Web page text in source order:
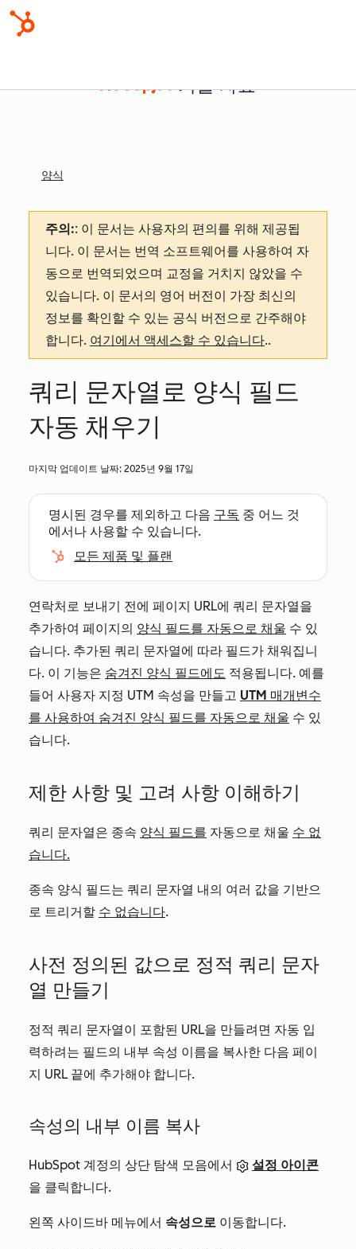
기술 자료
양식
주의:: 이 문서는 사용자의 편의를 위해 제공됩
니다. 이 문서는 번역 소프트웨어를 사용하여 자
동으로 번역되었으며 교정을 거치지 않았을 수
있습니다. 이 문서의 영어 버전이 가장 최신의
정보를 확인할 수 있는 공식 버전으로 간주해야
합니다. 여기에서 액세스할 수 있습니다..
쿼리 문자열로 양식 필드
자동 채우기
마지막 업데이트 날짜: 2025년 9월 17일
명시된 경우를 제외하고 다음 구독 중 어느 것
에서나 사용할 수 있습니다.
모든 제품 및 플랜
연락처로 보내기 전에 페이지 URL에 쿼리 문자열을
추가하여 페이지의 양식 필드를 자동으로 채울 수 있
습니다. 추가된 쿼리 문자열에 따라 필드가 채워집니
다. 이 기능은 숨겨진 양식 필드에도 적용됩니다. 예를
들어 사용자 지정 UTM 속성을 만들고 UTM 매개변수
를 사용하여 숨겨진 양식 필드를 자동으로 채울 수 있
습니다.
제한 사항 및 고려 사항 이해하기
쿼리 문자열은 종속 양식 필드를 자동으로 채울 수 없
습니다.
종속 양식 필드는 쿼리 문자열 내의 여러 값을 기반으
로 트리거할 수 없습니다.
사전 정의된 값으로 정적 쿼리 문자
열 만들기
정적 쿼리 문자열이 포함된 URL을 만들려면 자동 입
력하려는 필드의 내부 속성 이름을 복사한 다음 페이
지 URL 끝에 추가해야 합니다.
속성의 내부 이름 복사
HubSpot 계정의 상단 탐색 모음에서
설정 아이콘
을 클릭합니다.
왼쪽 사이드바 메뉴에서 속성으로 이동합니다.